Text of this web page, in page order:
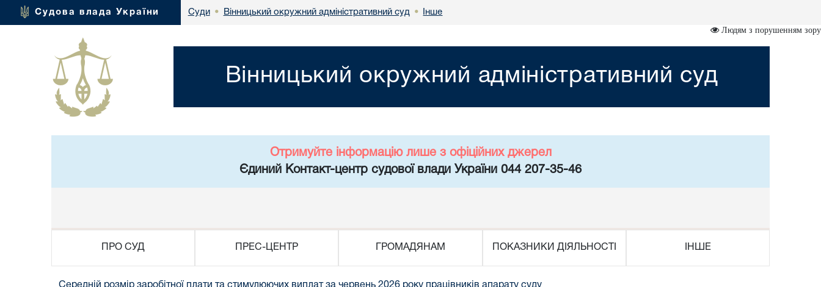
Судова влада України Суди • Вінницький окружний адміністративний суд • Інше
Людям з порушенням зору
Вінницький окружний адміністративний суд
Отримуйте інформацію лише з офіційних джерел
Єдиний Контакт-центр судової влади України 044 207-35-46
ПРО СУД ПРЕС-ЦЕНТР ГРОМАДЯНАМ ПОКАЗНИКИ ДІЯЛЬНОСТІ ІНШЕ
Середній розмір заробітної плати та стимулюючих виплат за червень 2026 року працівників апарату суду